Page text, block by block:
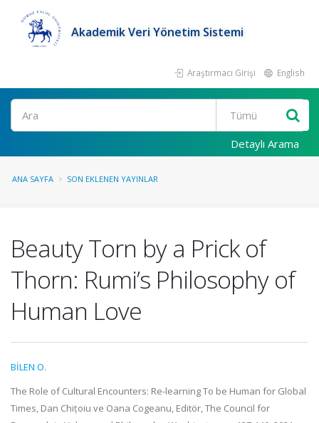
Akademik Veri Yönetim Sistemi
Araştırmacı Girişi English
Ara
Detaylı Arama
ANA SAYFA SON EKLENEN YAYINLAR
Beauty Torn by a Prick of
Thorn: Rumi’s Philosophy of
Human Love
BİLEN O.
The Role of Cultural Encounters: Re-learning To be Human for Global
Times, Dan Chițoiu ve Oana Cogeanu, Editör, The Council for